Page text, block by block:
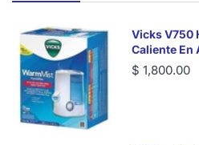
Vicks V750
Caliente En
$ 1,800.00